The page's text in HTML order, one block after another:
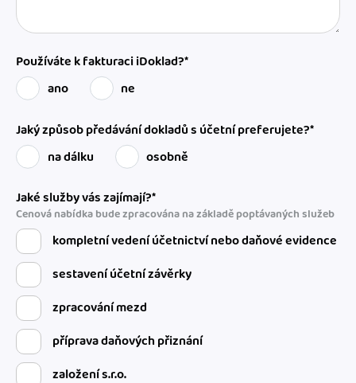
Používáte k fakturaci iDoklad?*
ano
ne
Jaký způsob předávání dokladů s účetní preferujete?*
na dálku
osobně
Jaké služby vás zajímají?*
Cenová nabídka bude zpracována na základě poptávaných služeb
kompletní vedení účetnictví nebo daňové evidence
sestavení účetní závěrky
zpracování mezd
příprava daňových přiznání
založení s.r.o.